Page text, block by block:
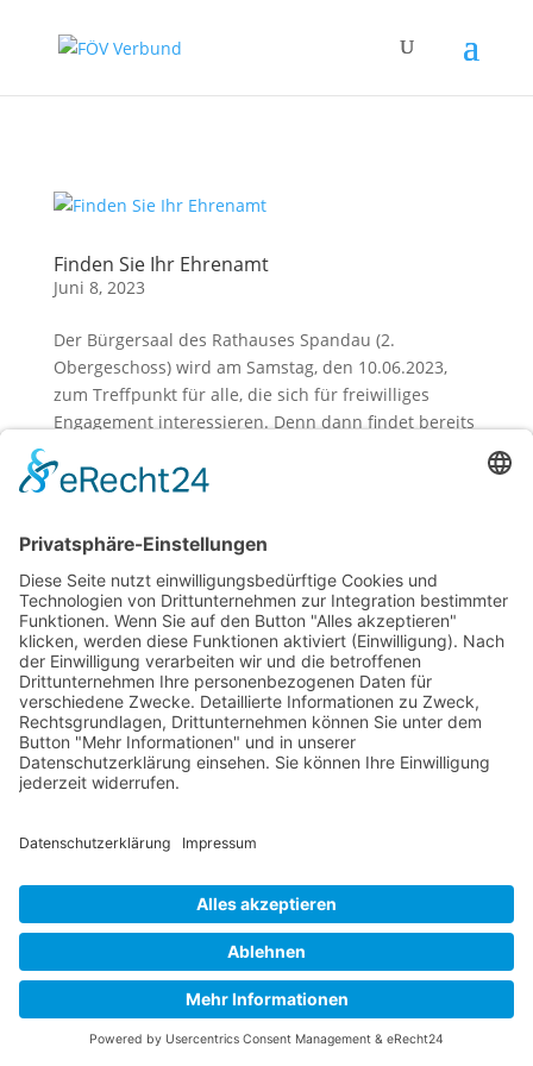
Finden Sie Ihr Ehrenamt
Juni 8, 2023
Der Bürgersaal des Rathauses Spandau (2.
Obergeschoss) wird am Samstag, den 10.06.2023,
zum Treffpunkt für alle, die sich für freiwilliges
Engagement interessieren. Denn dann findet bereits
Veranstaltung präsentieren sich...
Buy now